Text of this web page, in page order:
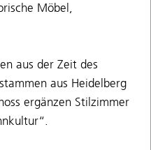
Möbel,
aus der Zeit des
aus Heidelberg
ergänzen Stilzimmer